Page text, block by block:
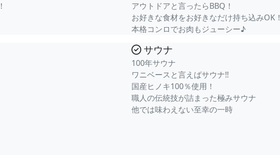
アウトドアと言ったらBBQ！
お好きな食材をお好きなだけ持ち込みOK！
本格コンロでお肉もジューシー♪
サウナ
100年サウナ
ワニベースと言えばサウナ‼
国産ヒノキ100％使用！
職人の伝統技が詰まった極みサウナ
他では味わえない至幸の一時